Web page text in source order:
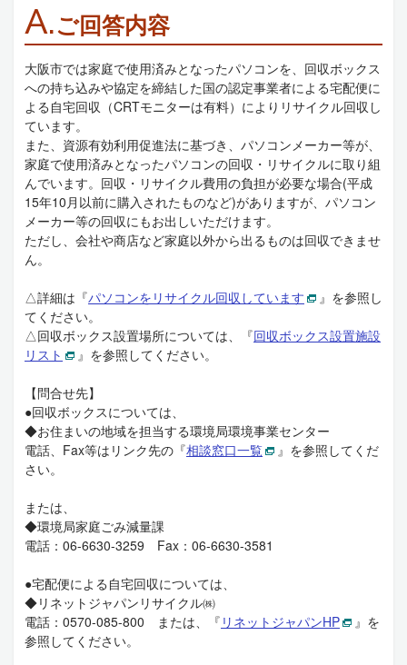
A.ご回答内容
大阪市では家庭で使用済みとなったパソコンを、回収ボックス
への持ち込みや協定を締結した国の認定事業者による宅配便に
よる自宅回収（CRTモニターは有料）によりリサイクル回収し
ています。
また、資源有効利用促進法に基づき、パソコンメーカー等が、
家庭で使用済みとなったパソコンの回収・リサイクルに取り組
んでいます。回収・リサイクル費用の負担が必要な場合(平成
15年10月以前に購入されたものなど)がありますが、パソコン
メーカー等の回収にもお出しいただけます。
ただし、会社や商店など家庭以外から出るものは回収できませ
ん。
△詳細は『パソコンをリサイクル回収しています
』を参照し
てください。
△回収ボックス設置場所については、『回収ボックス設置施設
リスト
』を参照してください。
【問合せ先】
●回収ボックスについては、
◆お住まいの地域を担当する環境局環境事業センター
電話、Fax等はリンク先の『相談窓口一覧
』を参照してくだ
さい。
または、
◆環境局家庭ごみ減量課
電話：06-6630-3259 Fax：06-6630-3581
●宅配便による自宅回収については、
◆リネットジャパンリサイクル㈱
電話：0570-085-800 または、『 リネットジャパンHP
』を
参照してください。